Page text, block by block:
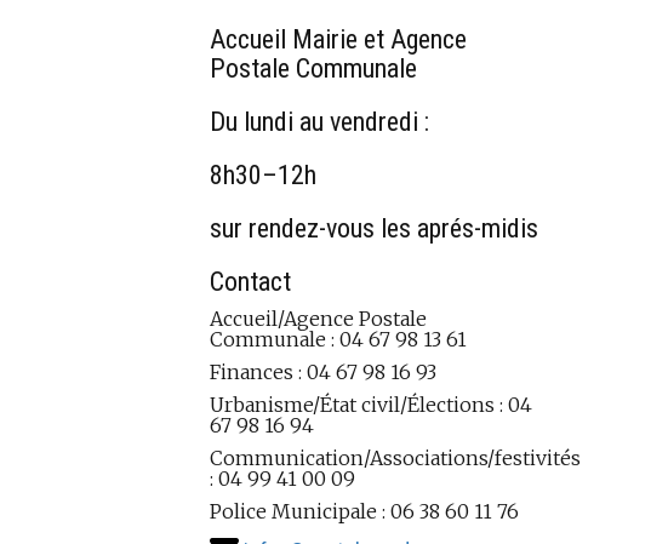
Accueil Mairie et Agence
Postale Communale
Du lundi au vendredi :
8h30–12h
sur rendez-vous les aprés-midis
Contact
Accueil/Agence Postale
Communale : 04 67 98 13 61
Finances : 04 67 98 16 93
Urbanisme/État civil/Élections : 04
67 98 16 94
Communication/Associations/festivités
: 04 99 41 00 09
Police Municipale : 06 38 60 11 76